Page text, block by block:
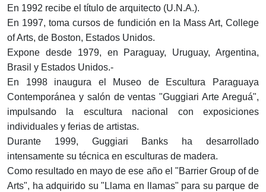
En 1992 recibe el título de arquitecto (U.N.A.).
En 1997, toma cursos de fundición en la Mass Art, College
of Arts, de Boston, Estados Unidos.
Expone desde 1979, en Paraguay, Uruguay, Argentina,
Brasil y Estados Unidos.-
En 1998 inaugura el Museo de Escultura Paraguaya
Contemporánea y salón de ventas "Guggiari Arte Areguá",
impulsando la escultura nacional con exposiciones
individuales y ferias de artistas.
Durante 1999, Guggiari Banks ha desarrollado
intensamente su técnica en esculturas de madera.
Como resultado en mayo de ese año el "Barrier Group of de
Arts", ha adquirido su "Llama en llamas" para su parque de